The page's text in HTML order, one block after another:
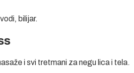
bilijar.
i svi tretmani za negu lica i tela.